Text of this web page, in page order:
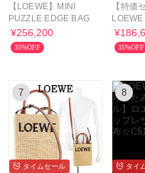
【LOEWE】MINI
PUZZLE EDGE BAG
¥256,200
35%OFF
【特価
FOLD
BAG シ
35%OFF
7
タイムセール
8
タイ